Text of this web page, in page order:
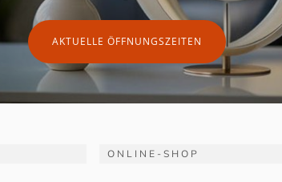
AKTUELLE ÖFFNUNGSZEITEN
ONLINE-SHOP